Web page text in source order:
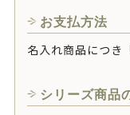
お支払方法
名入れ商品につき
シリーズ商品